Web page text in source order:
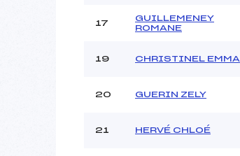
17
GUILLEMENEY
ROMANE
19 CHRISTINEL EMMA
20 GUERIN ZELY
21 HERVÉ CHLOÉ